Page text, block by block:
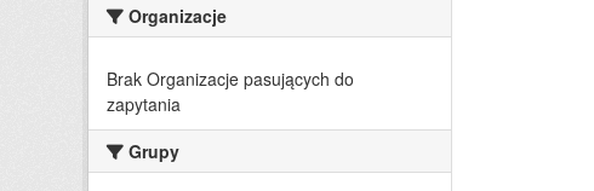
Organizacje
Brak Organizacje pasujących do
zapytania
Grupy